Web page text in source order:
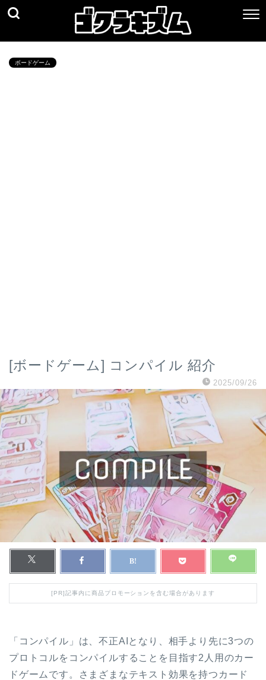
ボードゲーム
[ボードゲーム] コンパイル 紹介
2025/09/26
[PR]記事内に商品プロモーションを含む場合があります
「コンパイル」は、不正AIとなり、相手より先に3つの
プロトコルをコンパイルすることを目指す2人用のカー
ドゲームです。さまざまなテキスト効果を持つカード